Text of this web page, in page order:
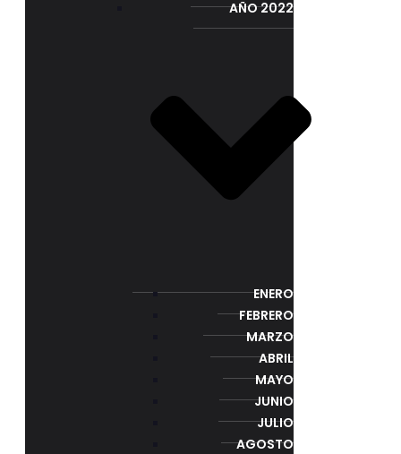
AÑO 2022
ENERO
FEBRERO
MARZO
ABRIL
MAYO
JUNIO
JULIO
AGOSTO